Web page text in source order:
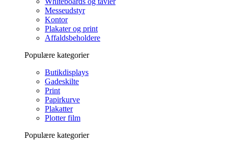
Messeudstyr
Kontor
Plakater og print
Affaldsbeholdere
Populære kategorier
Butikdisplays
Gadeskilte
Print
Papirkurve
Plakatter
Plotter film
Populære kategorier